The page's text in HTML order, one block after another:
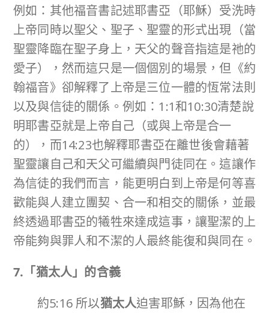
例如：其他福音書記述耶書亞（耶穌）受洗時
上帝同時以聖父、聖子、聖靈的形式出現（當
聖靈降臨在聖子身上，天父的聲音指這是祂的
愛子），然而這只是一個個別的場景，但《約
翰福音》卻解釋了上帝是三位一體的恆常法則
以及與信徒的關係。例如：1:1和10:30清楚說
明耶書亞就是上帝自己（或與上帝是合一
的），而14:23也解釋耶書亞在離世後會藉著
聖靈讓自己和天父可繼續與門徒同在。這讓作
為信徒的我們而言，能更明白到上帝是何等喜
歡能與人建立團契、合一和相交的關係，並最
終透過耶書亞的犧牲來達成這事，讓聖潔的上
帝能夠與罪人和不潔的人最終能復和與同在。
7. 「猶太人」的含義
約5:16 所以猶太人迫害耶穌，因為他在